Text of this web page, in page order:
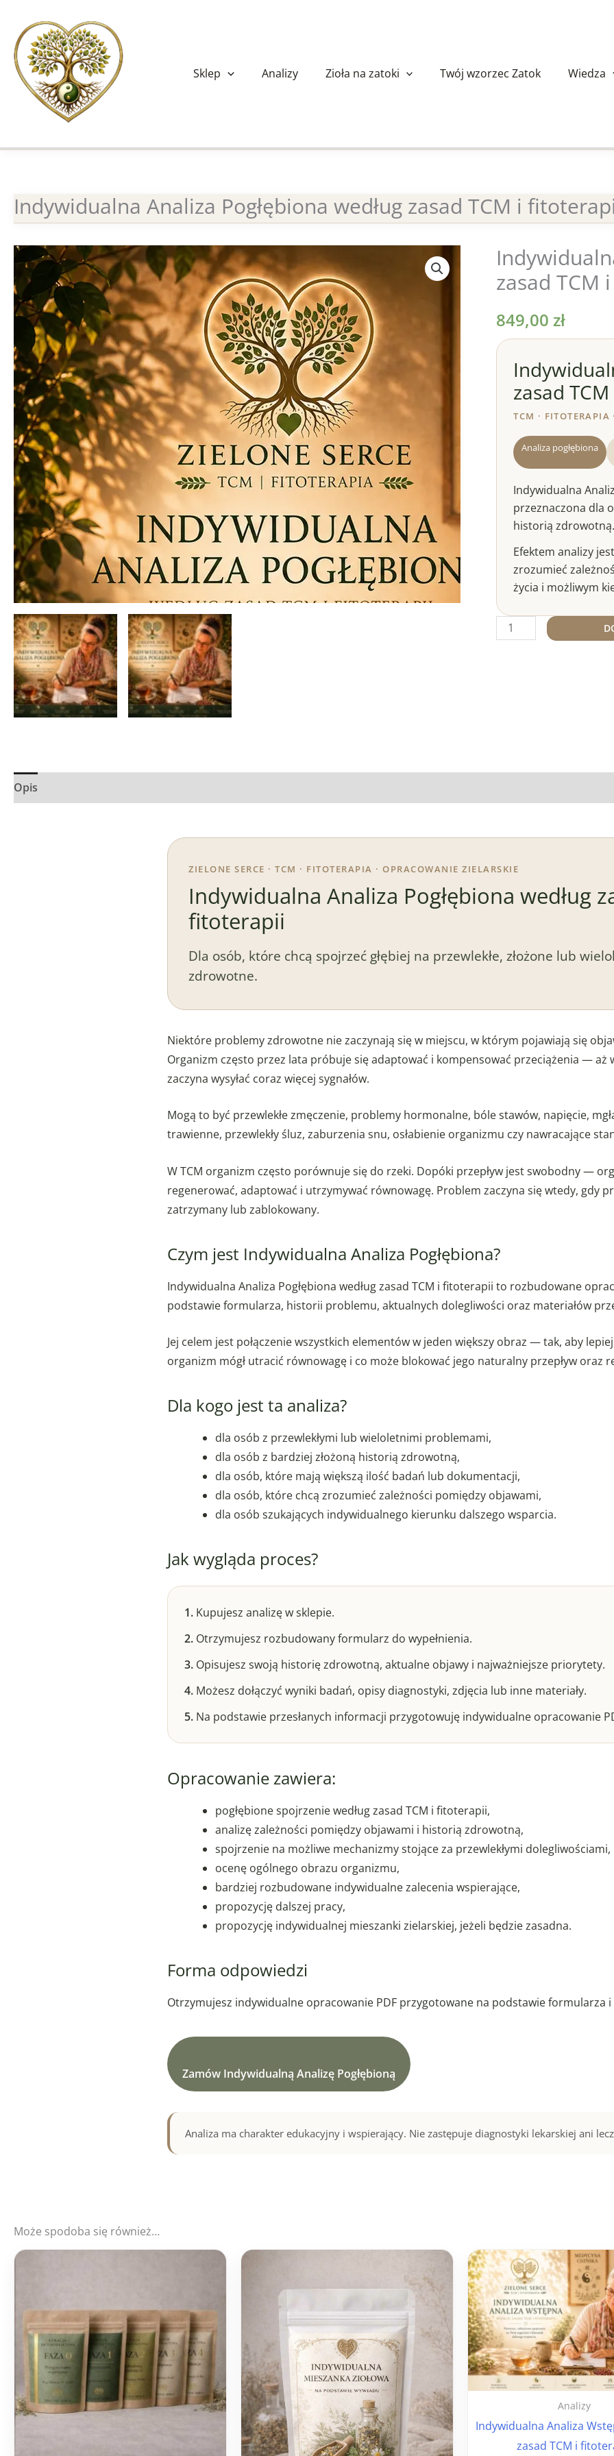
treści
Sklep
Analizy Zioła na zatoki Twój wzorzec Zatok Wiedza
Indywidualna Analiza Pogłębiona według zasad TCM i
zasad
849,00zł
zasad
TCM ·
Analiza pogłębiona
Indywidualna
przeznaczona dla
historią
Efektem analizy
zrozumieć
życia i możliwym
ilość
Indywidualna
Analiza
Pogłębiona
zasad
TCM
fitoterapii
Opis
ZIELONE SERCE · TCM · FITOTERAPIA · OPRACOWANIE ZIELARSKIE
Indywidualna Analiza Pogłębiona według
fitoterapii
Dla osób, które chcą spojrzeć głębiej na przewlekłe, złożone lub
zdrowotne.
Niektóre problemy zdrowotne nie zaczynają się w miejscu, w którym pojawiają się
Organizm często przez lata próbuje się adaptować i kompensować przeciążenia — aż
zaczyna wysyłać coraz więcej sygnałów.
Mogą to być przewlekłe zmęczenie, problemy hormonalne, bóle stawów, napięcie,
trawienne, przewlekły śluz, zaburzenia snu, osłabienie organizmu czy nawracające
W TCM organizm często porównuje się do rzeki. Dopóki przepływ jest swobodny —
regenerować, adaptować i utrzymywać równowagę. Problem zaczyna się wtedy, gdy
zatrzymany lub zablokowany.
Czym jest Indywidualna Analiza Pogłębiona?
Indywidualna Analiza Pogłębiona według zasad TCM i fitoterapii to rozbudowane
podstawie formularza, historii problemu, aktualnych dolegliwości oraz materiałów
Jej celem jest połączenie wszystkich elementów w jeden większy obraz — tak, aby
organizm mógł utracić równowagę i co może blokować jego naturalny przepływ oraz
Dla kogo jest ta analiza?
dla osób z przewlekłymi lub wieloletnimi problemami,
dla osób z bardziej złożoną historią zdrowotną,
dla osób, które mają większą ilość badań lub dokumentacji,
dla osób, które chcą zrozumieć zależności pomiędzy objawami,
dla osób szukających indywidualnego kierunku dalszego wsparcia.
Jak wygląda proces?
1. Kupujesz analizę w sklepie.
2. Otrzymujesz rozbudowany formularz do wypełnienia.
3. Opisujesz swoją historię zdrowotną, aktualne objawy i najważniejsze priorytety.
4. Możesz dołączyć wyniki badań, opisy diagnostyki, zdjęcia lub inne materiały.
5. Na podstawie przesłanych informacji przygotowuję indywidualne opracowanie
Opracowanie zawiera:
pogłębione spojrzenie według zasad TCM i fitoterapii,
analizę zależności pomiędzy objawami i historią zdrowotną,
spojrzenie na możliwe mechanizmy stojące za przewlekłymi dolegliwościami,
ocenę ogólnego obrazu organizmu,
bardziej rozbudowane indywidualne zalecenia wspierające,
propozycję dalszej pracy,
propozycję indywidualnej mieszanki zielarskiej, jeżeli będzie zasadna.
Forma odpowiedzi
Otrzymujesz indywidualne opracowanie PDF przygotowane na podstawie formularza i
Zamów Indywidualną Analizę Pogłębioną
Analiza ma charakter edukacyjny i wspierający. Nie zastępuje diagnostyki lekarskiej ani
Może spodoba się również…
Analizy
Indywidualna Analiza
zasad TCM i